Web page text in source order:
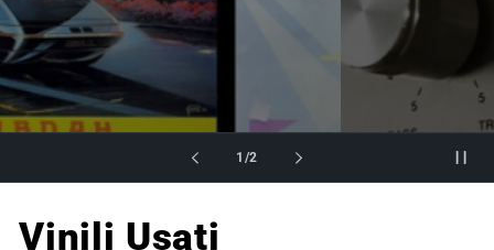
1 /su
2
Vinili Usati